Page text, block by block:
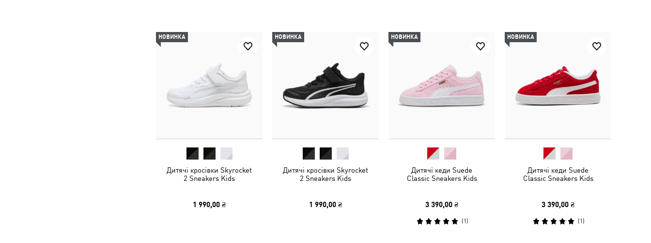
НОВИНКА
Дитячі кросівки Skyrocket
2 Sneakers Kids
1 990,00 ₴
НОВИНКА
Дитячі кросівки Skyrocket
2 Sneakers Kids
1 990,00 ₴
НОВИНКА
Дитячі кеди Suede
Classic Sneakers Kids
3 390,00 ₴
(1 )
НОВИНКА
Дитячі кеди Suede
Classic Sneakers Kids
3 390,00 ₴
(1 )